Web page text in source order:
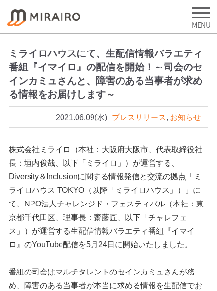
ミライロハウスにて、生配信情報バラエティ
番組『イマイロ』の配信を開始！～司会のセ
インカミュさんと、障害のある当事者が求め
る情報をお届けします～
2021.06.09(水) プレスリリース, お知らせ
株式会社ミライロ（本社：大阪府大阪市、代表取締役社
長：垣内俊哉、以下「ミライロ」）が運営する、
Diversity＆Inclusionに関する情報発信と交流の拠点「ミ
ライロハウス TOKYO（以降「ミライロハウス」）」に
て、NPO法人チャレンジド・フェスティバル（本社：東
京都千代田区、理事長：齋藤匠、以下「チャレフェ
ス」）が運営する生配信情報バラエティ番組『イマイ
ロ』のYouTube配信を5月24日に開始いたしました。
番組の司会はマルチタレントのセインカミュさんが務
め、障害のある当事者が本当に求める情報を生配信でお